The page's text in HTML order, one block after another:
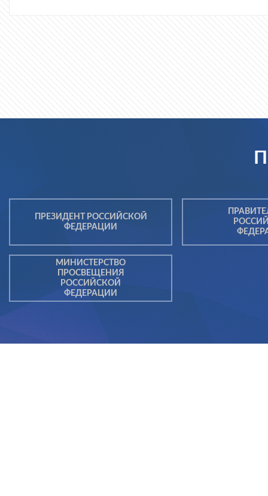
ПРЕЗИДЕНТ РОССИЙСКОЙ
ФЕДЕРАЦИИ
МИНИСТЕРСТВО
ПРОСВЕЩЕНИЯ
РОССИЙСКОЙ
ФЕДЕРАЦИИ